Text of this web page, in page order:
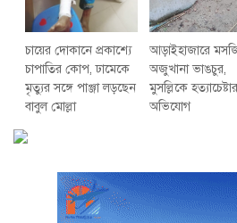
চায়ের দোকানে প্রকাশ্যে
চাপাতির কোপ, ঢামেকে
মৃত্যুর সঙ্গে পাঞ্জা লড়ছেন
বাবুল মোল্লা
আড়াইহাজারে
অজুখানা ভাঙচুর,
মুসল্লিকে হত্যাচেষ্টার
অভিযোগ